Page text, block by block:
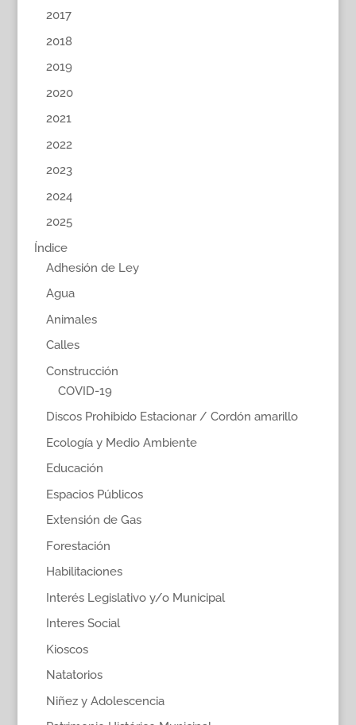
2017
2018
2019
2020
2021
2022
2023
2024
2025
Índice
Adhesión de Ley
Agua
Animales
Calles
Construcción
COVID-19
Discos Prohibido Estacionar / Cordón amarillo
Ecología y Medio Ambiente
Educación
Espacios Públicos
Extensión de Gas
Forestación
Habilitaciones
Interés Legislativo y/o Municipal
Interes Social
Kioscos
Natatorios
Niñez y Adolescencia